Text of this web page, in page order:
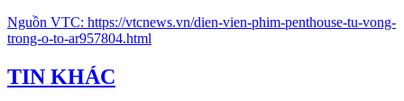
Nguồn VTC: https://vtcnews.vn/dien-vien-phim-penthouse-tu-vong-
trong-o-to-ar957804.html
TIN KHÁC